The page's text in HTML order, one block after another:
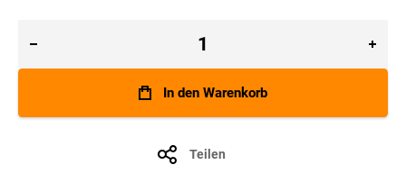
In den Warenkorb
Teilen